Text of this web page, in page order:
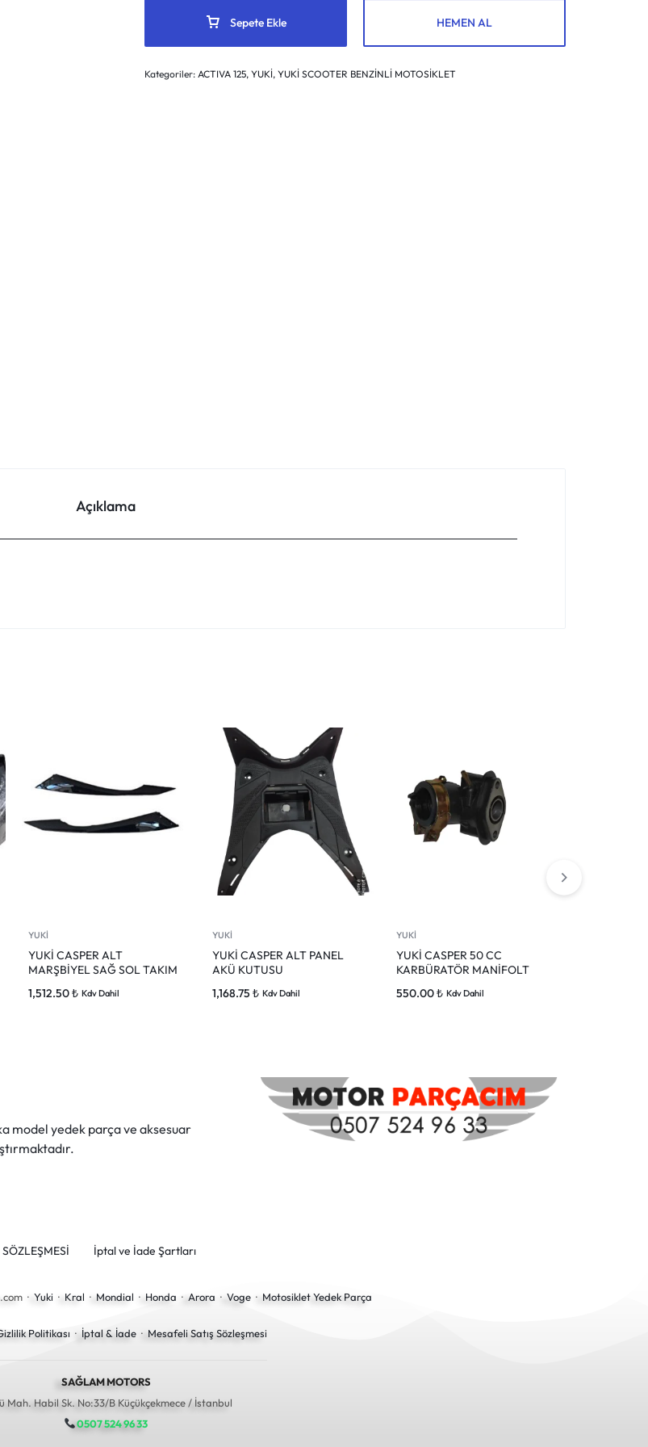
Sepete Ekle HEMEN AL
Kategoriler:ACTIVA 125,YUKİ,YUKİ SCOOTER BENZİNLİ MOTOSİKLET
Açıklama
YUKİ
YUKİ CASPER ALT
MARŞBİYEL SAĞ SOL TAKIM
1,512.50₺ Kdv Dahil
YUKİ
YUKİ CASPER ALT PANEL
AKÜ KUTUSU
1,168.75 ₺ Kdv Dahil
YUKİ
YUKİ CASPER 50 CC
KARBÜRATÖR MANİFOLT
550.00₺ Kdv Dahil
model yedek parça ve aksesuar
İptal ve İade Şartları
· Yuki · Kral · Mondial · Honda · Arora · Voge · Motosiklet Yedek Parça
Politikası · İptal & İade· Mesafeli Satış Sözleşmesi
SAĞLAM MOTORS
Mah. Habil Sk. No:33/B Küçükçekmece / İstanbul
0507 524 96 33